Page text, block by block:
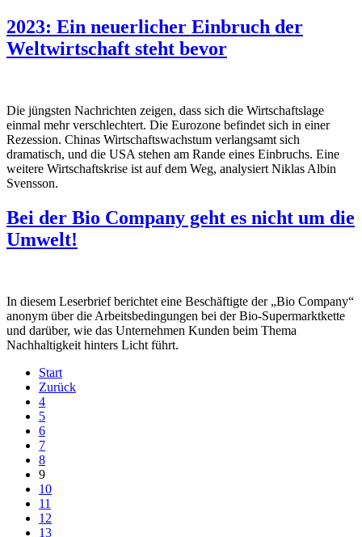
2023: Ein neuerlicher Einbruch der
Weltwirtschaft steht bevor
Die jüngsten Nachrichten zeigen, dass sich die Wirtschaftslage
einmal mehr verschlechtert. Die Eurozone befindet sich in einer
Rezession. Chinas Wirtschaftswachstum verlangsamt sich
dramatisch, und die USA stehen am Rande eines Einbruchs. Eine
weitere Wirtschaftskrise ist auf dem Weg, analysiert Niklas Albin
Svensson.
Bei der Bio Company geht es nicht um die
Umwelt!
In diesem Leserbrief berichtet eine Beschäftigte der „Bio Company“
anonym über die Arbeitsbedingungen bei der Bio-Supermarktkette
und darüber, wie das Unternehmen Kunden beim Thema
Nachhaltigkeit hinters Licht führt.
Start
Zurück
4
5
6
7
8
9
10
11
12
13